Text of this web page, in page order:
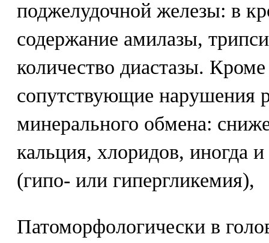
поджелудочной железы: в
содержание амилазы,
количество диастазы.
сопутствующие нарушения
минерального обмена:
кальция, хлоридов, иногда
(гипо- или гипергликемия),
Патоморфологически в